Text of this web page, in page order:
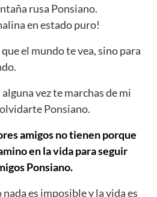
rusa Ponsiano.
en estado puro!
el mundo te vea, sino para
vez te marchas de mi
Ponsiano.
amigos no tienen porque
en la vida para seguir
Ponsiano.
es imposible y la vida es